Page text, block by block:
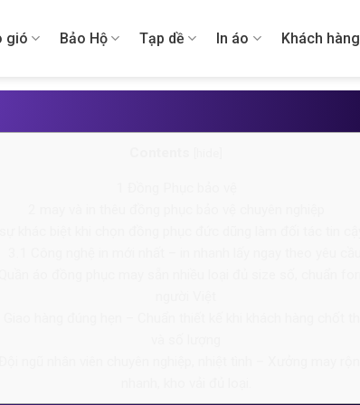
gió Bảo Hộ Tạp dề In áo Khách hàng